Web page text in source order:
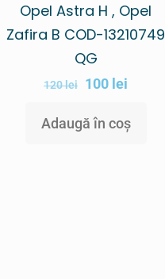
Opel Astra H , Opel
Zafira B COD-13210749
QG
120lei 100 lei
Adaugă în coș